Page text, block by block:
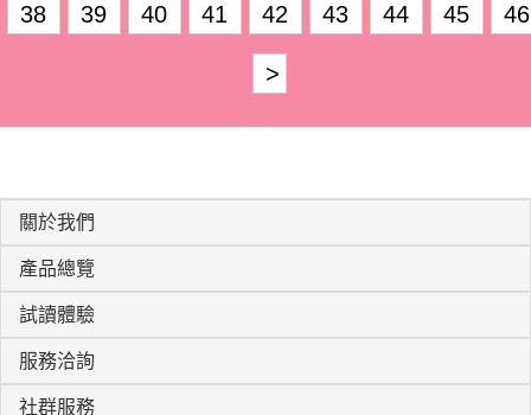
38 39 40 41 42 43 44 45 46
>
關於我們
產品總覽
試讀體驗
服務洽詢
社群服務